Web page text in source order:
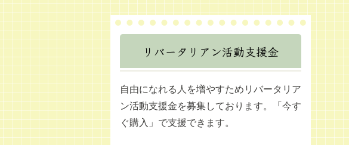
リバータリアン活動支援金
自由になれる人を増やすためリバータリア
ン活動支援金を募集しております。「今す
ぐ購入」で支援できます。